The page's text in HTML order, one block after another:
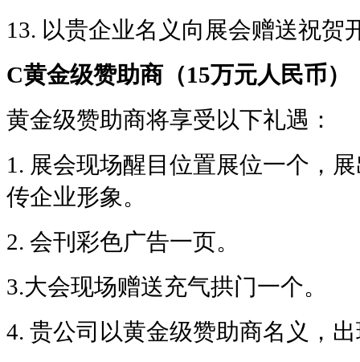
13. 以贵企业名义向展会赠送祝贺
C黄金级赞助商（15万元人民币）
黄金级赞助商将享受以下礼遇：
1. 展会现场醒目位置展位一个，
传企业形象。
2. 会刊彩色广告一页。
3.大会现场赠送充气拱门一个。
4. 贵公司以黄金级赞助商名义，